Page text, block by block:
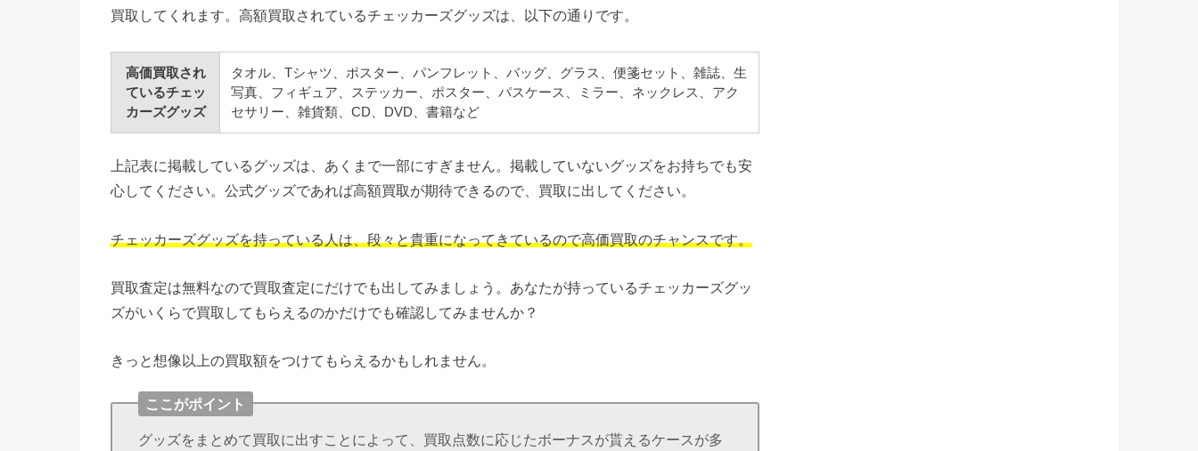
買取してくれます。高額買取されているチェッカーズグッズは、以下の通りです。
高価買取され
ているチェッ
カーズグッズ
タオル、Tシャツ、ポスター、パンフレット、バッグ、グラス、便箋セット、雑誌、生
写真、フィギュア、ステッカー、ポスター、パスケース、ミラー、ネックレス、アク
セサリー、雑貨類、CD、DVD、書籍など
上記表に掲載しているグッズは、あくまで一部にすぎません。掲載していないグッズをお持ちでも安
心してください。公式グッズであれば高額買取が期待できるので、買取に出してください。
チェッカーズグッズを持っている人は、段々と貴重になってきているので高価買取のチャンスです。
買取査定は無料なので買取査定にだけでも出してみましょう。あなたが持っているチェッカーズグッ
ズがいくらで買取してもらえるのかだけでも確認してみませんか？
きっと想像以上の買取額をつけてもらえるかもしれません。
ここがポイント
グッズをまとめて買取に出すことによって、買取点数に応じたボーナスが貰えるケースが多